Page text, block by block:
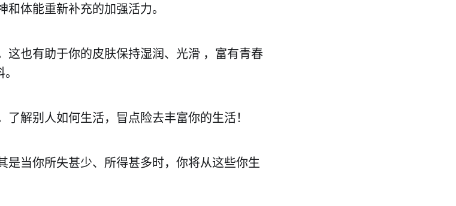
体能重新补充的加强活力。
这也有助于你的皮肤保持湿润、光滑 ，富有青春
解别人如何生活，冒点险去丰富你的生活！
是当你所失甚少、所得甚多时，你将从这些你生